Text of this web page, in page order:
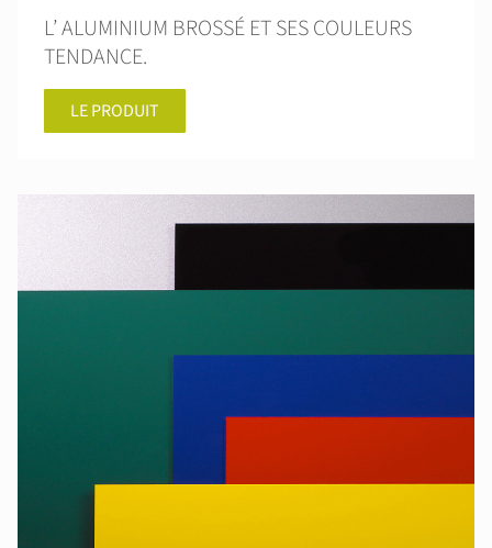
L’ ALUMINIUM BROSSÉ ET SES COULEURS
TENDANCE.
LE PRODUIT